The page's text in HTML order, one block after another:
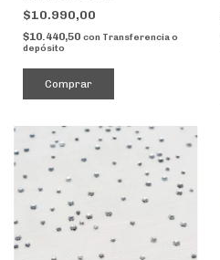
$10.990,00
$10.440,50 con Transferencia o
depósito
Comprar